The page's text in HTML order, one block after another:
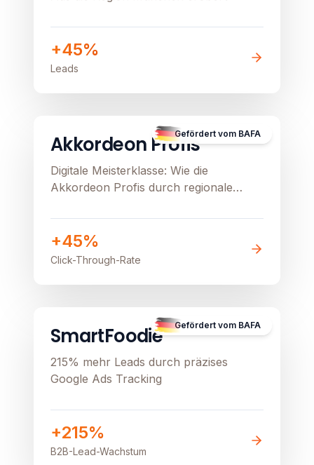
+45%
Leads
Gefördert vom BAFA
B2C E-Commerce
Akkordeon Profis
Digitale Meisterklasse: Wie die
Akkordeon Profis durch regionale
stationären Verkauf beflügeln
+45%
Click-Through-Rate
Gefördert vom BAFA
B2B
SmartFoodie
215% mehr Leads durch präzises
Google Ads Tracking
+215%
B2B-Lead-Wachstum